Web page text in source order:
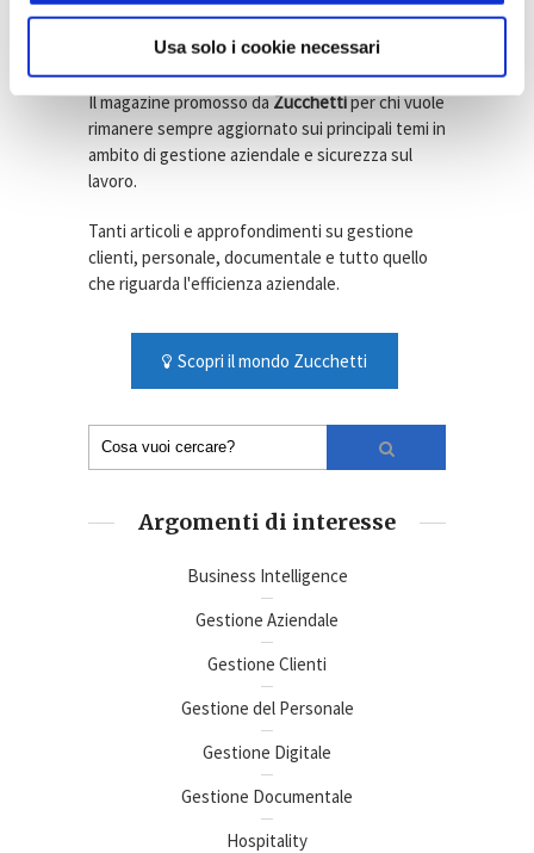
Usa solo i cookie necessari
Azienda Digitale
Il magazine promosso daZucchettiper chi vuole
rimanere sempre aggiornato sui principali temi in
ambito di gestione aziendale e sicurezza sul
lavoro.
Tanti articoli e approfondimenti su gestione
clienti, personale, documentale e tutto quello
che riguarda l'efficienza aziendale.
Scopri il mondo Zucchetti
Argomenti di interesse
Business Intelligence
Gestione Aziendale
Gestione Clienti
Gestione del Personale
Gestione Digitale
Gestione Documentale
Hospitality